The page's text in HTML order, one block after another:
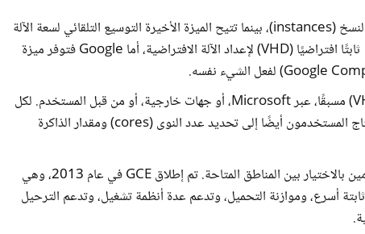
تسمح الميزة الأولى بتوزيع التحميلات عبر النسخ (instances)، بينما تتيح الميزة الأخيرة التوسيع التلقائي لسعة الآلة
الافتراضية (VM). بينما تقدم Azure قرصًا ثابتًا افتراضيًا (VHD) لإعداد الآلة الافتراضية، أما Google فتوفر ميزة
يمكن تحديد القرص الثابت الافتراضي (VHD) مسبقًا، عبر Microsoft، أو جهات خارجية، أو من قبل المستخدم. لكل
آلة افتراضية من Microsoft Azure، يحتاج المستخدمون أيضًا إلى تحديد عدد النوى (cores) ومقدار الذاكرة
على غرار AWS، تسمح Google للمستخدمين بالاختيار بين المناطق المتاحة. تم إطلاق GCE في عام 2013، وهي
أسرع، وموازنة التحميل، وتدعم عدة أنظمة تشغيل، وتدعم الترحيل